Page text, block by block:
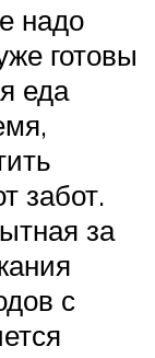
надо
готовы
еда
забот.
за
с